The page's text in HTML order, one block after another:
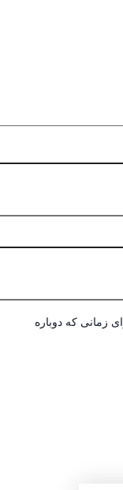
زمانی که دوباره